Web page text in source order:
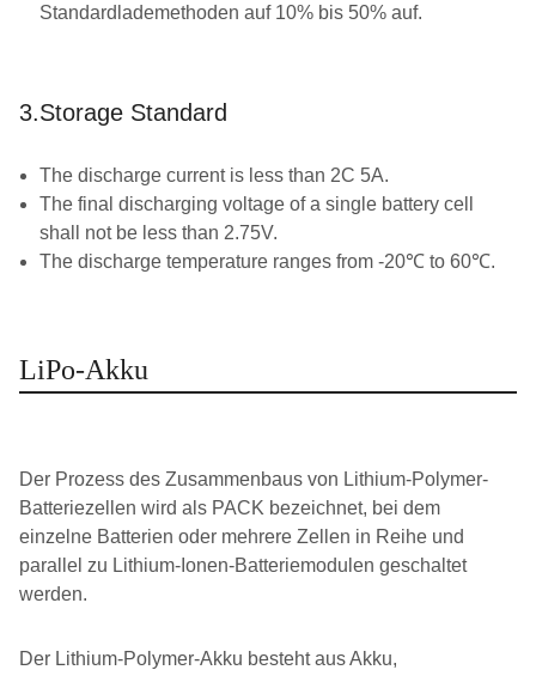
Standardlademethoden auf 10% bis 50% auf.
3.Storage Standard
The discharge current is less than 2C 5A.
The final discharging voltage of a single battery cell
shall not be less than 2.75V.
The discharge temperature ranges from -20℃ to 60℃.
LiPo-Akku
Der Prozess des Zusammenbaus von Lithium-Polymer-
Batteriezellen wird als PACK bezeichnet, bei dem
einzelne Batterien oder mehrere Zellen in Reihe und
parallel zu Lithium-Ionen-Batteriemodulen geschaltet
werden.
Der Lithium-Polymer-Akku besteht aus Akku,